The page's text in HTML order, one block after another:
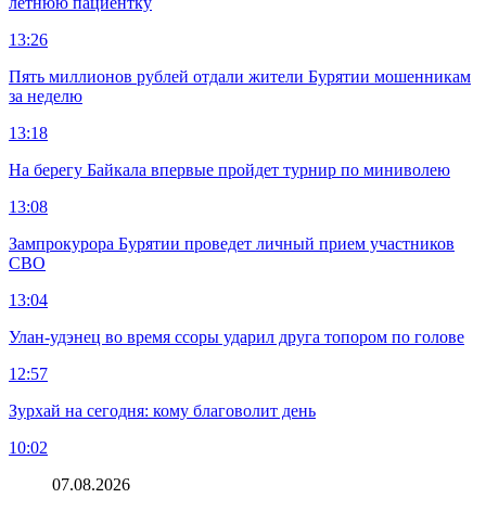
13:26
Пять миллионов рублей отдали жители Бурятии мошенникам
за неделю
13:18
На берегу Байкала впервые пройдет турнир по миниволею
13:08
Зампрокурора Бурятии проведет личный прием участников
СВО
13:04
Улан-удэнец во время ссоры ударил друга топором по голове
12:57
Зурхай на сегодня: кому благоволит день
10:02
07.08.2026